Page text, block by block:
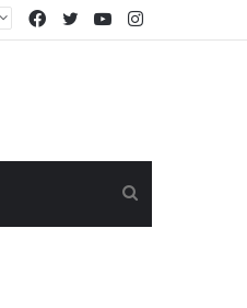
YouTube
Twitter
Facebook